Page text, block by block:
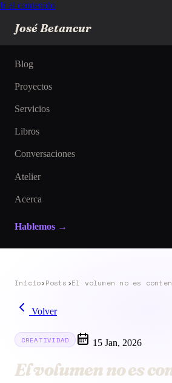
Ir al contenido
José Betancur
Blog
Proyectos
Servicios
Libros
Conversaciones
Atelier
Acerca
Hablemos →
Inicio›Posts ›El volumen no es
Volver
CREATIVIDAD 15 Jan, 2026
El volumen no es